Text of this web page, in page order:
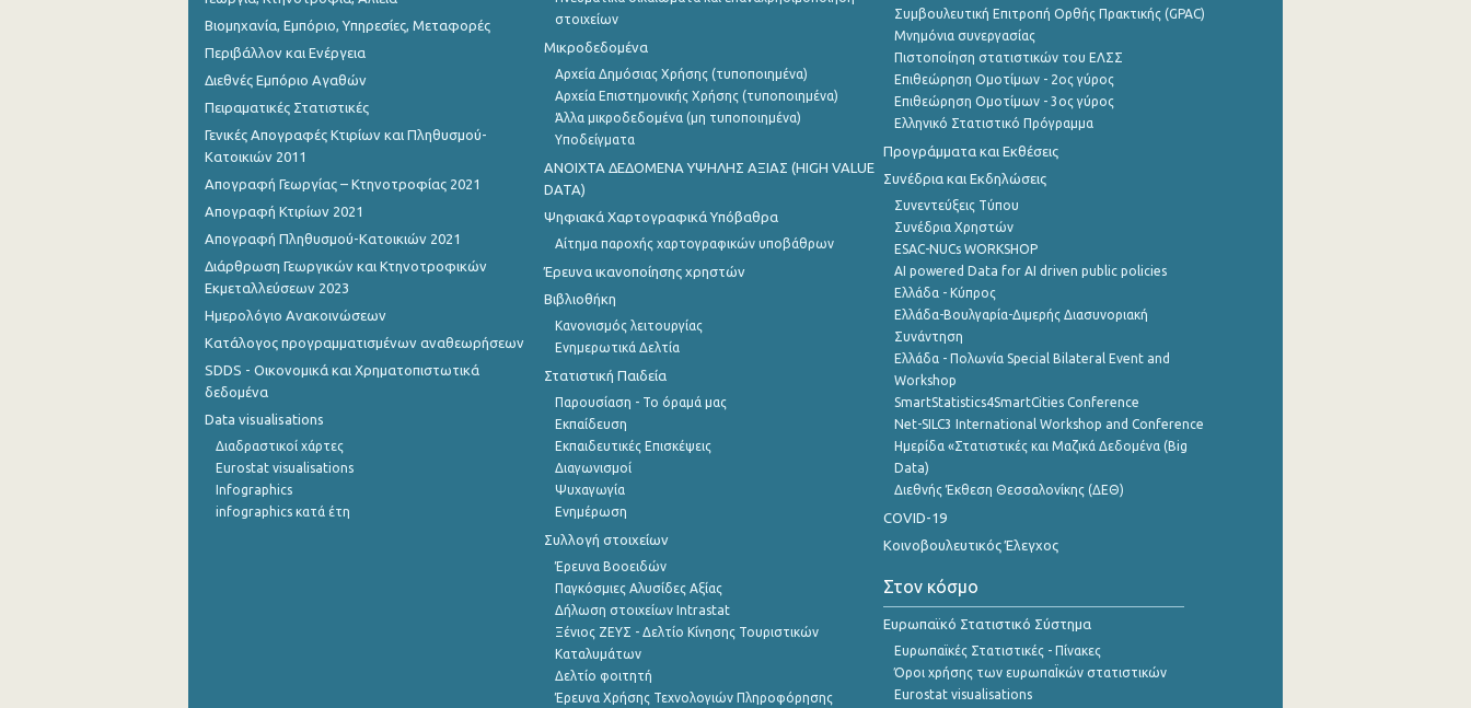
Βιομηχανία, Εμπόριο, Υπηρεσίες, Μεταφορές
Περιβάλλον και Ενέργεια
Διεθνές Εμπόριο Αγαθών
Πειραματικές Στατιστικές
Γενικές Απογραφές Κτιρίων και Πληθυσμού-
Κατοικιών 2011
Απογραφή Γεωργίας – Κτηνοτροφίας 2021
Απογραφή Κτιρίων 2021
Απογραφή Πληθυσμού-Κατοικιών 2021
Διάρθρωση Γεωργικών και Κτηνοτροφικών
Εκμεταλλεύσεων 2023
Ημερολόγιο Ανακοινώσεων
Κατάλογος προγραμματισμένων αναθεωρήσεων
SDDS - Οικονομικά και Χρηματοπιστωτικά
δεδομένα
Data visualisations
Διαδραστικοί χάρτες
Eurostat visualisations
Infographics
infographics κατά έτη
στοιχείων
Μικροδεδομένα
Αρχεία Δημόσιας Χρήσης (τυποποιημένα)
Αρχεία Επιστημονικής Χρήσης (τυποποιημένα)
Άλλα μικροδεδομένα (μη τυποποιημένα)
Υποδείγματα
ANOIXTA ΔΕΔΟΜΕΝΑ ΥΨΗΛΗΣ ΑΞΙΑΣ (HIGH VALUE
DATA)
Ψηφιακά Χαρτογραφικά Υπόβαθρα
Αίτημα παροχής χαρτογραφικών υποβάθρων
Έρευνα ικανοποίησης χρηστών
Βιβλιοθήκη
Κανονισμός λειτουργίας
Ενημερωτικά Δελτία
Στατιστική Παιδεία
Παρουσίαση - Το όραμά μας
Εκπαίδευση
Εκπαιδευτικές Επισκέψεις
Διαγωνισμοί
Ψυχαγωγία
Ενημέρωση
Συλλογή στοιχείων
Έρευνα Βοοειδών
Παγκόσμιες Αλυσίδες Αξίας
Δήλωση στοιχείων Intrastat
Ξένιος ΖΕΥΣ - Δελτίο Κίνησης Τουριστικών
Καταλυμάτων
Δελτίο φοιτητή
Έρευνα Χρήσης Τεχνολογιών Πληροφόρησης
Συμβουλευτική Επιτροπή Ορθής Πρακτικής (GPAC)
Μνημόνια συνεργασίας
Πιστοποίηση στατιστικών του ΕΛΣΣ
Επιθεώρηση Ομοτίμων - 2ος γύρος
Επιθεώρηση Ομοτίμων - 3ος γύρος
Ελληνικό Στατιστικό Πρόγραμμα
Προγράμματα και Εκθέσεις
Συνέδρια και Εκδηλώσεις
Συνεντεύξεις Τύπου
Συνέδρια Χρηστών
ESAC-NUCs WORKSHOP
AI powered Data for AI driven public policies
Ελλάδα - Κύπρος
Ελλάδα-Βουλγαρία-Διμερής Διασυνοριακή
Συνάντηση
Ελλάδα - Πολωνία Special Bilateral Event and
Workshop
SmartStatistics4SmartCities Conference
Net-SILC3 International Workshop and Conference
Ημερίδα «Στατιστικές και Μαζικά Δεδομένα (Big
Data)
Διεθνής Έκθεση Θεσσαλονίκης (ΔΕΘ)
COVID-19
Κοινοβουλευτικός Έλεγχος
Στον κόσμο
Ευρωπαϊκό Στατιστικό Σύστημα
Ευρωπαϊκές Στατιστικές - Πίνακες
Όροι χρήσης των ευρωπαΪκών στατιστικών
Eurostat visualisations